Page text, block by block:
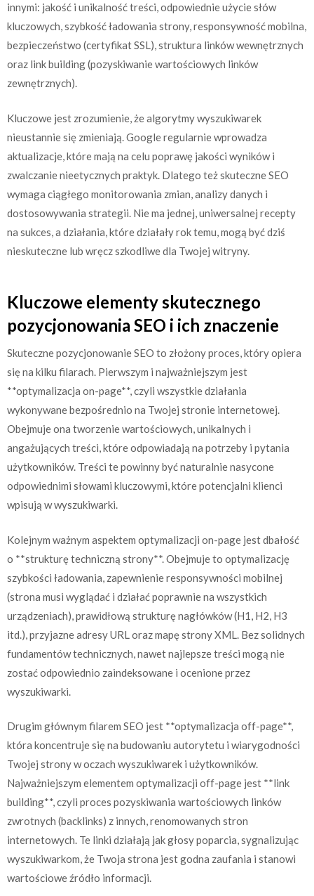
innymi: jakość i unikalność treści, odpowiednie użycie słów
kluczowych, szybkość ładowania strony, responsywność mobilna,
bezpieczeństwo (certyfikat SSL), struktura linków wewnętrznych
oraz link building (pozyskiwanie wartościowych linków
zewnętrznych).
Kluczowe jest zrozumienie, że algorytmy wyszukiwarek
nieustannie się zmieniają. Google regularnie wprowadza
aktualizacje, które mają na celu poprawę jakości wyników i
zwalczanie nieetycznych praktyk. Dlatego też skuteczne SEO
wymaga ciągłego monitorowania zmian, analizy danych i
dostosowywania strategii. Nie ma jednej, uniwersalnej recepty
na sukces, a działania, które działały rok temu, mogą być dziś
nieskuteczne lub wręcz szkodliwe dla Twojej witryny.
Kluczowe elementy skutecznego
pozycjonowania SEO i ich znaczenie
Skuteczne pozycjonowanie SEO to złożony proces, który opiera
się na kilku filarach. Pierwszym i najważniejszym jest
**optymalizacja on-page**, czyli wszystkie działania
wykonywane bezpośrednio na Twojej stronie internetowej.
Obejmuje ona tworzenie wartościowych, unikalnych i
angażujących treści, które odpowiadają na potrzeby i pytania
użytkowników. Treści te powinny być naturalnie nasycone
odpowiednimi słowami kluczowymi, które potencjalni klienci
wpisują w wyszukiwarki.
Kolejnym ważnym aspektem optymalizacji on-page jest dbałość
o **strukturę techniczną strony**. Obejmuje to optymalizację
szybkości ładowania, zapewnienie responsywności mobilnej
(strona musi wyglądać i działać poprawnie na wszystkich
urządzeniach), prawidłową strukturę nagłówków (H1, H2, H3
itd.), przyjazne adresy URL oraz mapę strony XML. Bez solidnych
fundamentów technicznych, nawet najlepsze treści mogą nie
zostać odpowiednio zaindeksowane i ocenione przez
wyszukiwarki.
Drugim głównym filarem SEO jest **optymalizacja off-page**,
która koncentruje się na budowaniu autorytetu i wiarygodności
Twojej strony w oczach wyszukiwarek i użytkowników.
Najważniejszym elementem optymalizacji off-page jest **link
building**, czyli proces pozyskiwania wartościowych linków
zwrotnych (backlinks) z innych, renomowanych stron
internetowych. Te linki działają jak głosy poparcia, sygnalizując
wyszukiwarkom, że Twoja strona jest godna zaufania i stanowi
wartościowe źródło informacji.